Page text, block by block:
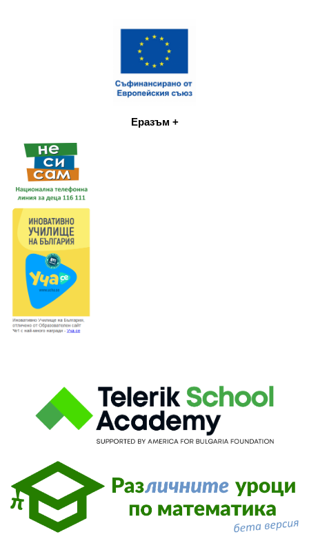
Еразъм +